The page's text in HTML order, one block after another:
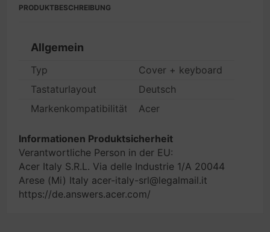
PRODUKTBESCHREIBUNG
Allgemein
Typ
Cover + keyboard
Tastaturlayout
Deutsch
Markenkompatibilität
Acer
Informationen Produktsicherheit
Verantwortliche Person in der EU:
Acer Italy S.R.L. Via delle Industrie 1/A 20044
Arese (Mi) Italy acer-italy-srl@legalmail.it
https://de.answers.acer.com/